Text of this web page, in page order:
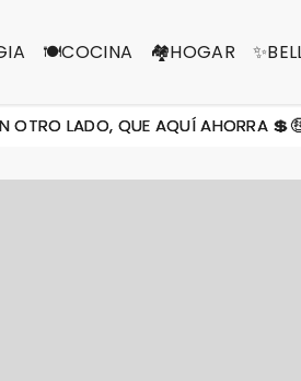
🍽️COCINA 🏘️HOGAR
LADO, QUE AQUÍ AHORRA 💲🤑